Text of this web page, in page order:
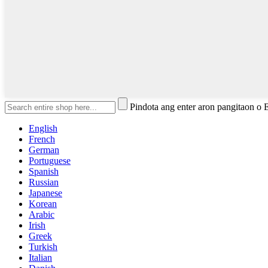
Pindota ang enter aron pangitaon o
English
French
German
Portuguese
Spanish
Russian
Japanese
Korean
Arabic
Irish
Greek
Turkish
Italian